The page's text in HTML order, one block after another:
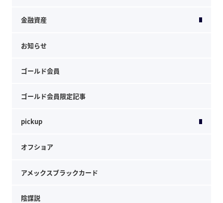
金融資産
お知らせ
ゴールド会員
ゴールド会員限定記事
pickup
オフショア
アメックスブラックカード
陰謀説